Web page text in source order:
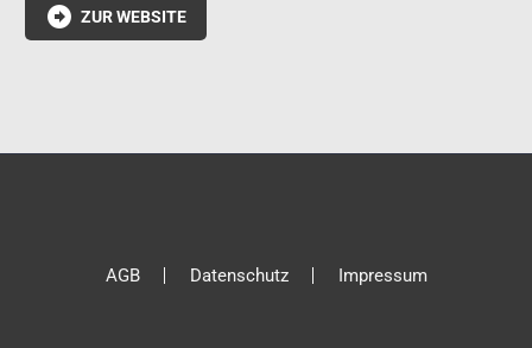
 ZUR WEBSITE
AGB Datenschutz Impressum